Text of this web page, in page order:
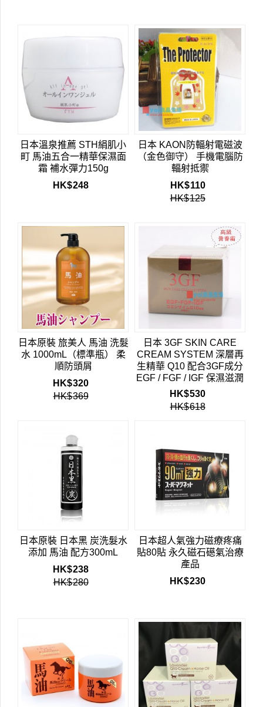
日本溫泉推薦 STH絹肌小
町 馬油五合一精華保濕面
霜 補水彈力150g
HK$248
日本 KAON防輻射電磁波
（金色御守） 手機電腦防
輻射抵禦
HK$110
HK$125
日本原裝 旅美人 馬油 洗髮
水 1000mL（標準瓶） 柔
順防頭屑
HK$320
HK$369
日本 3GF SKIN CARE
CREAM SYSTEM 深層再
生精華 Q10 配合3GF成分
EGF / FGF / IGF 保濕滋潤
除皺修復疤痕 50g 深層再
生乳霜
HK$530
HK$618
日本原裝 日本黑 炭洗髮水
添加 馬油 配方300mL
HK$238
HK$280
日本超人氣強力磁療疼痛
貼80貼 永久磁石礠氣治療
產品
HK$230